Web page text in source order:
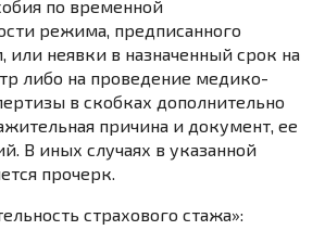
по временной
режима, предписанного
или неявки в назначенный срок на
либо на проведение медико-
в скобках дополнительно
причина и документ, ее
В иных случаях в указанной
прочерк.
страхового стажа»: